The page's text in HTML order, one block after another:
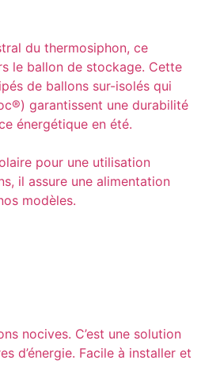
du thermosiphon, ce
le ballon de stockage. Cette
de ballons sur-isolés qui
garantissent une durabilité
énergétique en été.
pour une utilisation
il assure une alimentation
modèles.
nocives. C’est une solution
d’énergie. Facile à installer et